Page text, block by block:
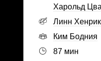
Харольд
Линн
Ким Бодния
87 мин